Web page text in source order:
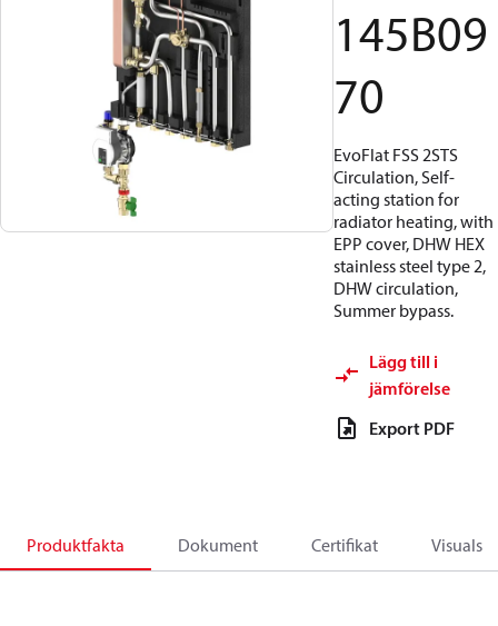
145B09
70
EvoFlat FSS 2STS
Circulation, Self-
acting station for
radiator heating, with
EPP cover, DHW HEX
stainless steel type 2,
DHW circulation,
Summer bypass.
Lägg till i
jämförelse
Export PDF
Produktfakta Dokument Certifikat Visuals